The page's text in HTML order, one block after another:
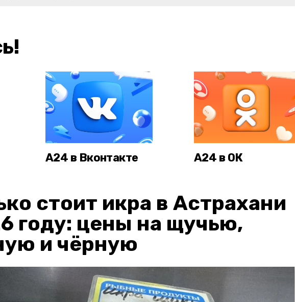
А24 в Вконтакте А24 в ОК
стоит икра в Астрахани
году: цены на щучью,
и чёрную